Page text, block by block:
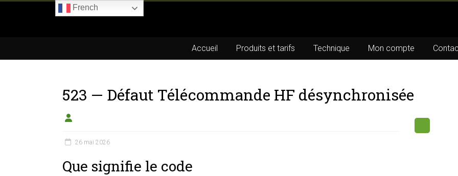
du
éthanol
Accueil Produits et tarifs Technique Mon compte
523 — Défaut Télécommande HF désynchronisée
26 mai 2026
Que signifie le code
French